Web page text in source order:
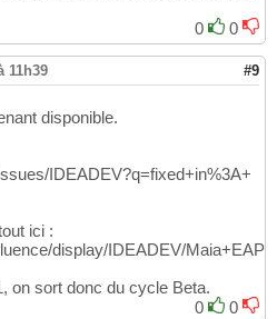
0
0
11h39 #9
disponible.
IDEADEV?q=fixed+in%3A+
ici :
display/IDEADEV/Maia+EAP
on sort donc du cycle Beta.
0
0